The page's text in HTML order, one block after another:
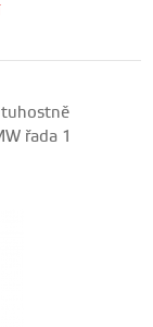
tuhostně
řada 1